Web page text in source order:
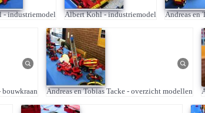
- industriemodel Albert Kohl - industriemodel Andreas en
bouwkraan Andreas en Tobias Tacke - overzicht modellen